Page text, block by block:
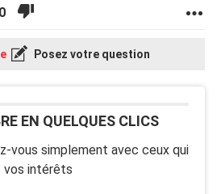
0
Posez votre question
EN QUELQUES CLICS
vous simplement avec ceux qui
vos intérêts